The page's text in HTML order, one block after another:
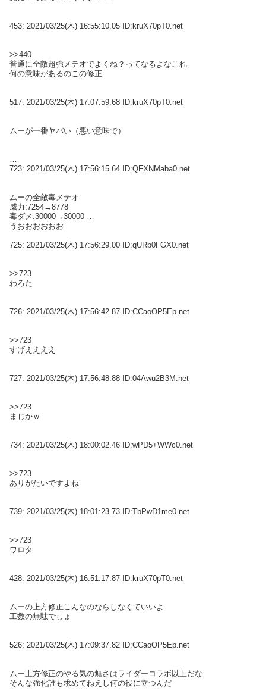
453: 2021/03/25(木) 16:55:10.05 ID:kruX70pT0.net
>>440
普通に全敵超強メテオでよくね？ってなるよなこれ
何の意味があるのこの修正
517: 2021/03/25(木) 17:07:59.68 ID:kruX70pT0.net
ムーが一番ヤバい（悪い意味で）
723: 2021/03/25(木) 17:56:15.64 ID:QFXNMaba0.net
ムーの全敵毒メテオ
威力:7254→8778
毒ダメ:30000→30000
うおおおおおお
725: 2021/03/25(木) 17:56:29.00 ID:qURb0FGX0.net
>>723
わろた
726: 2021/03/25(木) 17:56:42.87 ID:CCaoOP5Ep.net
>>723
すげええええ
727: 2021/03/25(木) 17:56:48.88 ID:04Awu2B3M.net
>>723
まじかｗ
734: 2021/03/25(木) 18:00:02.46 ID:wPD5+WWc0.net
>>723
ありがたいですよね
739: 2021/03/25(木) 18:01:23.73 ID:TbPwD1me0.net
>>723
ワロタ
428: 2021/03/25(木) 16:51:17.87 ID:kruX70pT0.net
ムーの上方修正こんなのならしなくていいよ
工数の無駄でしょ
526: 2021/03/25(木) 17:09:37.82 ID:CCaoOP5Ep.net
ムー上方修正のやる気の無さはライダーコラボ以上だな
そんな強化誰も求めてねえし何の役に立つんだ